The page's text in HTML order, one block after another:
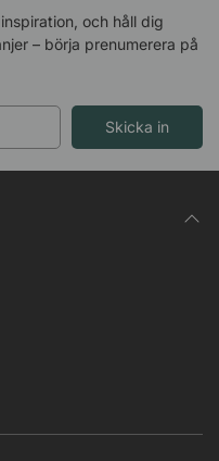
och håll dig
– börja prenumerera på
Skicka in